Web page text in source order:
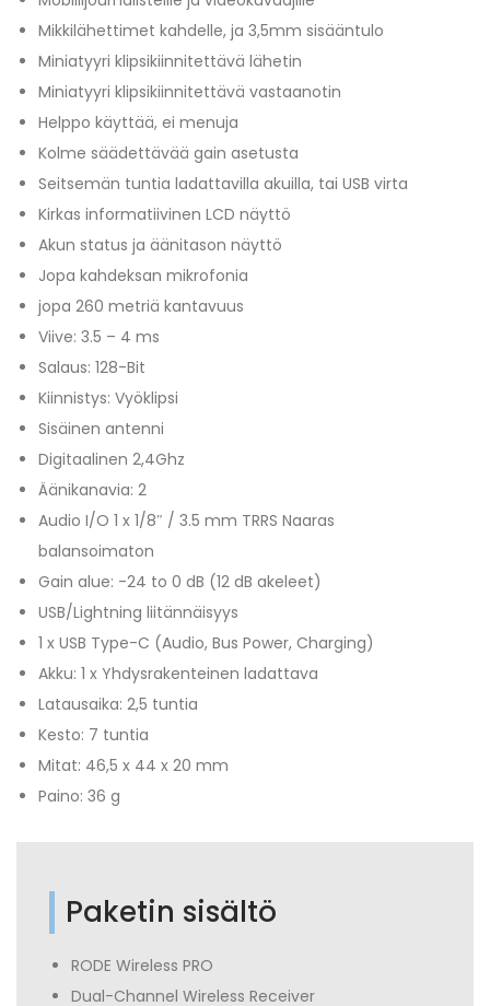
Mikkilähettimet kahdelle, ja 3,5mm sisääntulo
Miniatyyri klipsikiinnitettävä lähetin
Miniatyyri klipsikiinnitettävä vastaanotin
Helppo käyttää, ei menuja
Kolme säädettävää gain asetusta
Seitsemän tuntia ladattavilla akuilla, tai USB virta
Kirkas informatiivinen LCD näyttö
Akun status ja äänitason näyttö
Jopa kahdeksan mikrofonia
jopa 260 metriä kantavuus
Viive: 3.5 – 4 ms
Salaus: 128-Bit
Kiinnistys: Vyöklipsi
Sisäinen antenni
Digitaalinen 2,4Ghz
Äänikanavia: 2
Audio I/O 1 x 1/8″ / 3.5 mm TRRS Naaras
balansoimaton
Gain alue: -24 to 0 dB (12 dB akeleet)
USB/Lightning liitännäisyys
1 x USB Type-C (Audio, Bus Power, Charging)
Akku: 1 x Yhdysrakenteinen ladattava
Latausaika: 2,5 tuntia
Kesto: 7 tuntia
Mitat: 46,5 x 44 x 20 mm
Paino: 36 g
Paketin sisältö
RODE Wireless PRO
Dual-Channel Wireless Receiver